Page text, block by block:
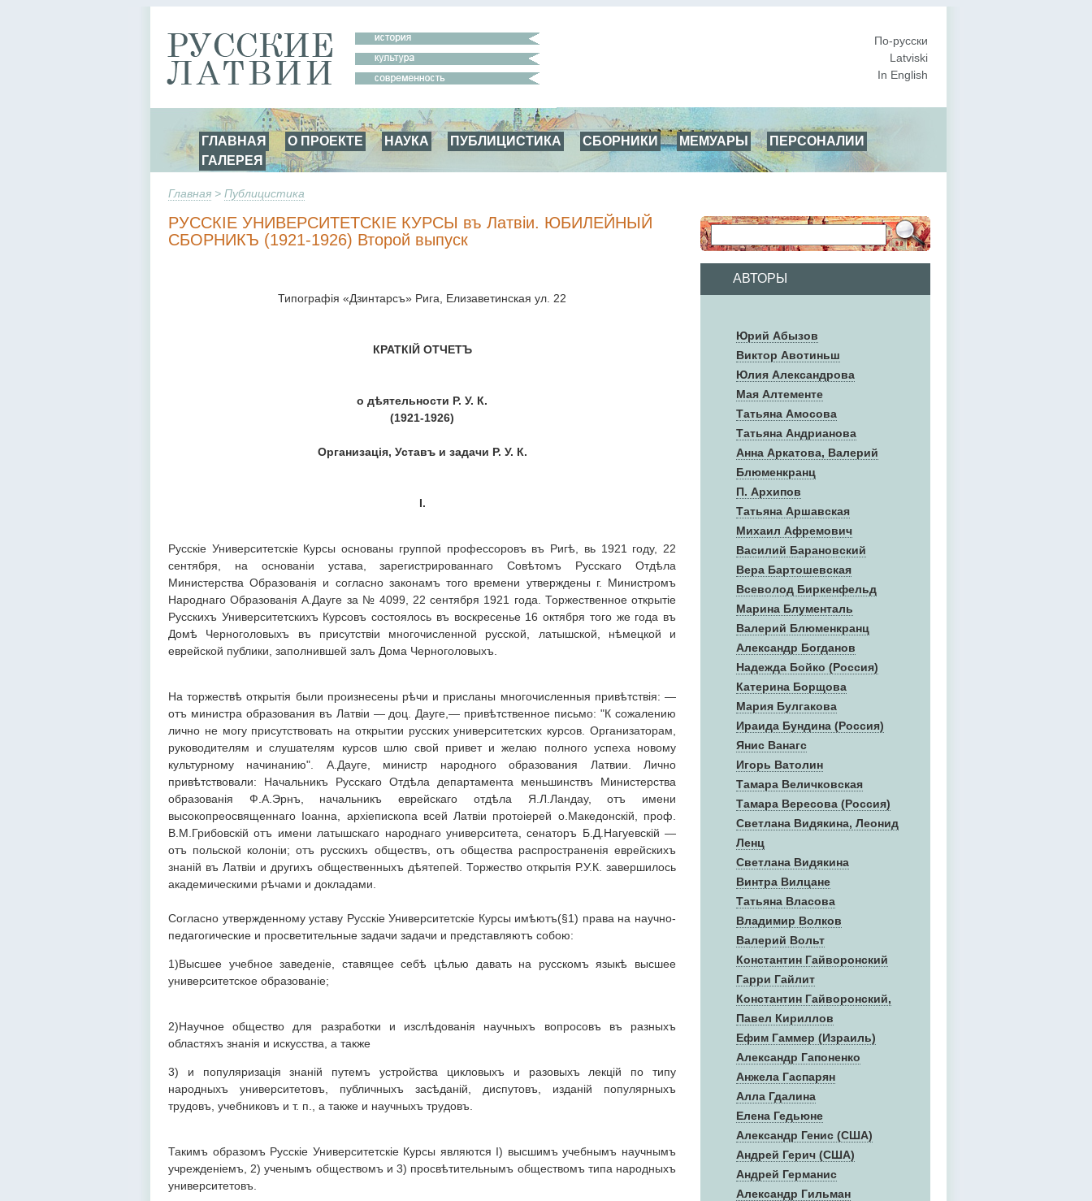
По-русски
Latviski
In English
ГЛАВНАЯ О ПРОЕКТЕ НАУКА ПУБЛИЦИСТИКА СБОРНИКИ МЕМУАРЫ
ПЕРСОНАЛИИ
ГАЛЕРЕЯ
Главная > Публицистика
АВТОРЫ
Юрий Абызов
Виктор Авотиньш
Юлия Александрова
Мая Алтементе
Татьяна Амосова
Татьяна Андрианова
Анна Аркатова, Валерий
Блюменкранц
П. Архипов
Татьяна Аршавская
Михаил Афремович
Василий Барановский
Вера Бартошевская
Всеволод Биркенфельд
Марина Блументаль
Валерий Блюменкранц
Александр Богданов
Надежда Бойко (Россия)
Катерина Борщова
Мария Булгакова
Ираида Бундина (Россия)
Янис Ванагс
Игорь Ватолин
Тамара Величковская
Тамара Вересова (Россия)
Светлана Видякина, Леонид
Ленц
Светлана Видякина
Винтра Вилцане
Татьяна Власова
Владимир Волков
Валерий Вольт
Константин Гайворонский
Гарри Гайлит
Константин Гайворонский,
Павел Кириллов
Ефим Гаммер (Израиль)
Александр Гапоненко
Анжела Гаспарян
Алла Гдалина
Елена Гедьюне
Александр Генис (США)
Андрей Герич (США)
Андрей Германис
Александр Гильман
РУССКІЕ УНИВЕРСИТЕТСКІЕ КУРСЫ въ Латвіи. ЮБИЛЕЙНЫЙ
СБОРНИКЪ (1921-1926) Второй выпуск
Типографія «Дзинтарсъ» Рига, Елизаветинская ул. 22
КРАТКIЙ ОТЧЕТЪ
о дѣятельности Р. У. К.
(1921-1926)
Организація, Уставъ и задачи Р. У. К.
I.
Русскіе Университетскіе Курсы основаны группой профессоровъ въ Ригѣ, вь 1921 году, 22
сентября, на основаніи устава, зарегистрированнаго Совѣтомъ Русскаго Отдѣла
Министерства Образованія и согласно законамъ того времени утверждены г. Министромъ
Народнаго Образованія А.Дауге за № 4099, 22 сентября 1921 года. Торжественное открытіе
Русскихъ Университетскихъ Курсовъ состоялось въ воскресенье 16 октября того же года въ
Домѣ Черноголовыхъ въ присутствіи многочисленной русской, латышской, нѣмецкой и
еврейской публики, заполнившей залъ Дома Черноголовыхъ.
На торжествѣ открытія были произнесены рѣчи и присланы многочисленныя привѣтствія: —
отъ министра образования въ Латвіи — доц. Дауге,— привѣтственное письмо: "К сожалению
лично не могу присутствовать на открытии русских университетских курсов. Организаторам,
руководителям и слушателям курсов шлю свой привет и желаю полного успеха новому
культурному начинанию". А.Дауге, министр народного образования Латвии. Лично
привѣтствовали: Начальникъ Русскаго Отдѣла департамента меньшинствъ Министерства
образованія Ф.А.Эрнъ, начальникъ еврейскаго отдѣла Я.Л.Ландау, отъ имени
высокопреосвященнаго Іоанна, архіепископа всей Латвіи протоіерей о.Македонскій, проф.
В.М.Грибовскій отъ имени латышскаго народнаго университета, сенаторъ Б.Д.Нагуевскій —
отъ польской колоніи; отъ русскихъ обществъ, отъ общества распространенія еврейскихъ
знаній въ Латвіи и другихъ общественныхъ дѣятепей. Торжество открытія Р.У.К. завершилось
академическими рѣчами и докладами.
Согласно утвержденному уставу Русскіе Университетскіе Курсы имѣютъ(§1) права на научно-
педагогические и просветительные задачи задачи и представляютъ собою:
1)Высшее учебное заведеніе, ставящее себѣ цѣлью давать на русскомъ языкѣ высшее
университетское образованіе;
2)Научное общество для разработки и изслѣдованія научныхъ вопросовъ въ разныхъ
областяхъ знанія и искусства, а также
3) и популяризація знаній путемъ устройства цикловыхъ и разовыхъ лекцій по типу
народныхъ университетовъ, публичныхъ засѣданій, диспутовъ, изданій популярныхъ
трудовъ, учебниковъ и т. п., а также и научныхъ трудовъ.
Такимъ образомъ Русскіе Университетскіе Курсы являются I) высшимъ учебнымъ научнымъ
учрежденіемъ, 2) ученымъ обществомъ и 3) просвѣтительнымъ обществомъ типа народныхъ
университетовъ.